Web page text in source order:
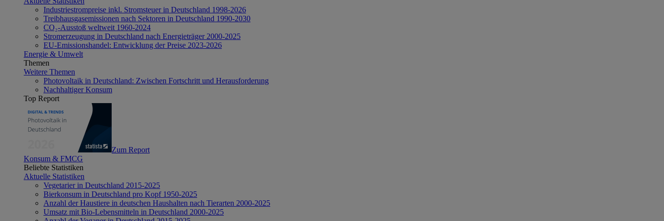
Industriestrompreise inkl. Stromsteuer in Deutschland 1998-2026
Treibhausgasemissionen nach Sektoren in Deutschland 1990-2030
CO₂-Ausstoß weltweit 1960-2024
Stromerzeugung in Deutschland nach Energieträger 2000-2025
EU-Emissionshandel: Entwicklung der Preise 2023-2026
Energie & Umwelt
Themen
Weitere Themen
Photovoltaik in Deutschland: Zwischen Fortschritt und Herausforderung
Nachhaltiger Konsum
Top Report
Zum Report
Konsum & FMCG
Beliebte Statistiken
Aktuelle Statistiken
Vegetarier in Deutschland 2015-2025
Bierkonsum in Deutschland pro Kopf 1950-2025
Anzahl der Haustiere in deutschen Haushalten nach Tierarten 2000-2025
Umsatz mit Bio-Lebensmitteln in Deutschland 2000-2025